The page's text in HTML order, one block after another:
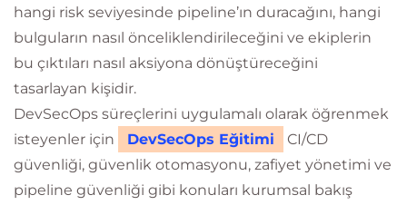
hangi risk seviyesinde pipeline’ın duracağını, hangi
bulguların nasıl önceliklendirileceğini ve ekiplerin
bu çıktıları nasıl aksiyona dönüştüreceğini
tasarlayan kişidir.
DevSecOps süreçlerini uygulamalı olarak öğrenmek
isteyenler için
DevSecOps Eğitimi
CI/CD
güvenliği, güvenlik otomasyonu, zafiyet yönetimi ve
pipeline güvenliği gibi konuları kurumsal bakış